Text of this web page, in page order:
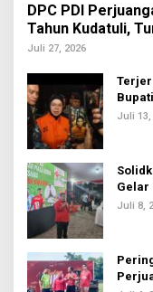
DPC PDI
Tahun Kudatuli,
Intelektual
Juli 27, 2026
Juli 13,
Gelar
Juli 8,